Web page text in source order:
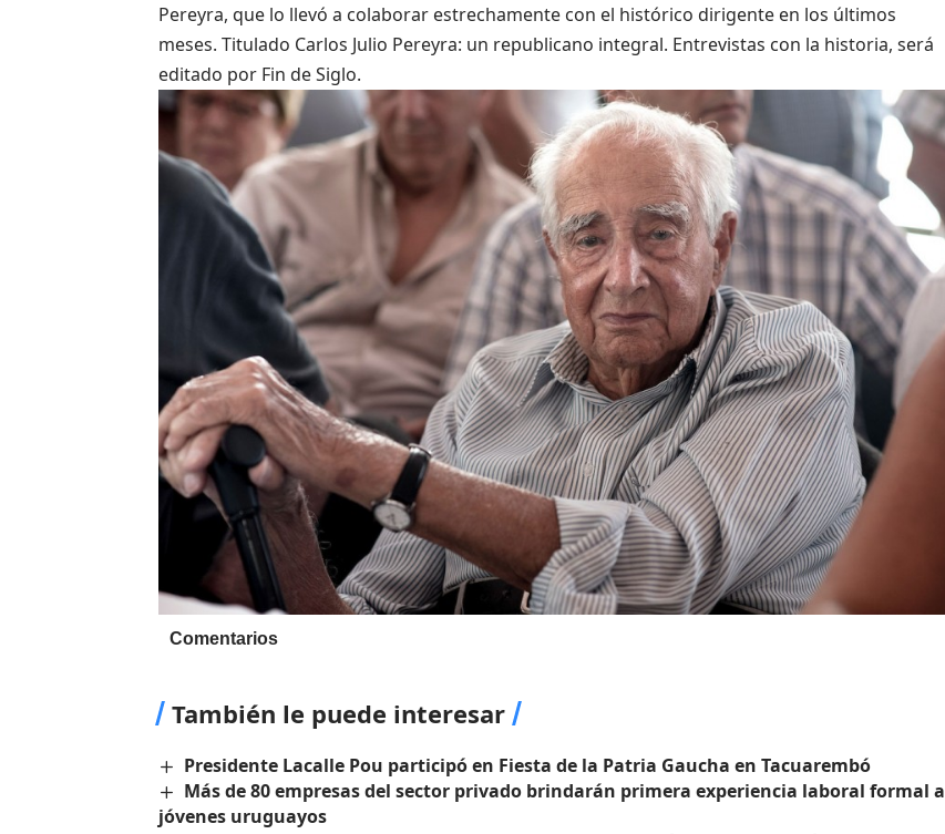
Pereyra, que lo llevó a colaborar estrechamente con el histórico dirigente en los últimos
meses. Titulado Carlos Julio Pereyra: un republicano integral. Entrevistas con la historia, será
editado por Fin de Siglo.
Comentarios
También le puede interesar
Presidente Lacalle Pou participó en Fiesta de la Patria Gaucha en Tacuarembó
Más de 80 empresas del sector privado brindarán primera experiencia laboral formal a
jóvenes uruguayos